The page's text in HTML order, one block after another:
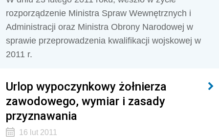
rozporządzenie Ministra Spraw Wewnętrznych i
Administracji oraz Ministra Obrony Narodowej w
sprawie przeprowadzenia kwalifikacji wojskowej w
2011 r.
Urlop wypoczynkowy żołnierza
zawodowego, wymiar i zasady
przyznawania
16 lut 2011